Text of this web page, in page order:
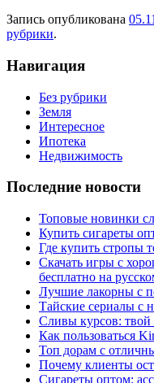
Запись опубликована
рубрики.
Навигация
Без рубрики
Земля
Интересное
Ипотека
Недвижимость
Последние новости
Топовые новинки
Купить сигареты
Где купить стропы
Скачать игры с
бесплатно на
Лучшие лакорны с
Тайские сериалы с
Сливы курсов: твой
Как пользоваться
Топ дорам с
Почему клиенты
Сигареты оптом: